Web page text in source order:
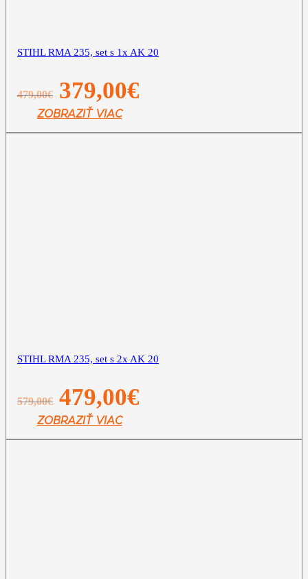
STIHL RMA 235, set s 1x AK 20
479,00€
Pôvodná
cena
bola:
479,00€.
379,00€
ZOBRAZIŤ VIAC
STIHL RMA 235, set s 2x AK 20
579,00€
Pôvodná
cena
bola:
579,00€.
479,00€
ZOBRAZIŤ VIAC